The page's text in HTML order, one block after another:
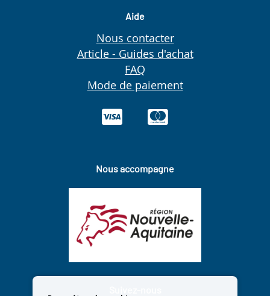
Aide
Nous contacter
Article - Guides d'achat
FAQ
Mode de paiement
Nous accompagne